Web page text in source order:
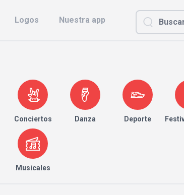
Logos Nuestra app
Conciertos Danza Deporte
Musicales